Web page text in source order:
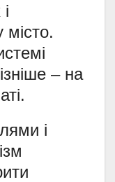
місто.
– на
і